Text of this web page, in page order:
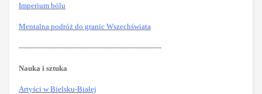
Imperium bólu
Mentalna podróż do granic Wszechświata
-------------------------------------------------------------
Nauka i sztuka
Artyści w Bielsku-Białej